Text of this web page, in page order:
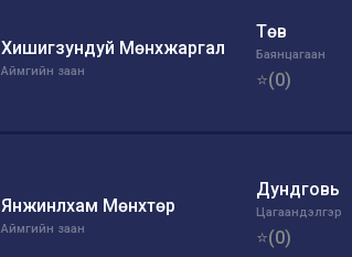
Хишигзундуй Мөнхжаргал
Аймгийн заан
Төв
Баянцагаан
⭐(0)
Янжинлхам Мөнхтөр
Аймгийн заан
Дундговь
Цагаандэлгэр
⭐(0)